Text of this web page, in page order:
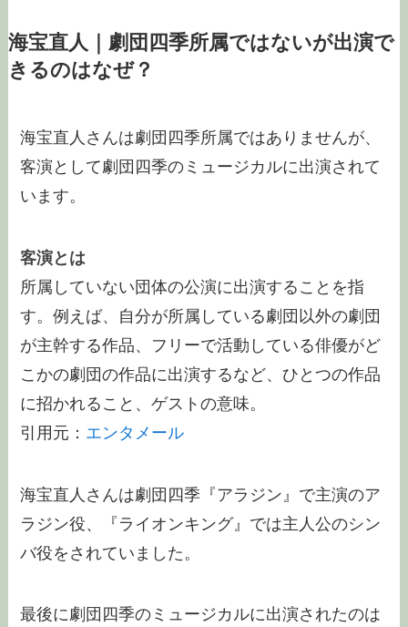
海宝直人｜劇団四季所属ではないが出演で
きるのはなぜ？
海宝直人さんは劇団四季所属ではありませんが、
客演として劇団四季のミュージカルに出演されて
います。
客演とは
所属していない団体の公演に出演することを指
す。例えば、自分が所属している劇団以外の劇団
が主幹する作品、フリーで活動している俳優がど
こかの劇団の作品に出演するなど、ひとつの作品
に招かれること、ゲストの意味。
引用元： エンタメール
海宝直人さんは劇団四季『アラジン』で主演のア
ラジン役、『ライオンキング』では主人公のシン
バ役をされていました。
最後に劇団四季のミュージカルに出演されたのは